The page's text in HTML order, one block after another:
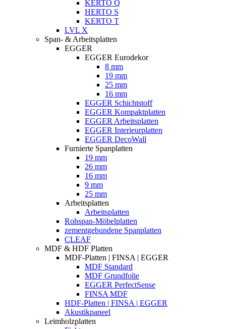
KERTO Q
HERTO S
KERTO T
LVL X
Span- & Arbeitsplatten
EGGER
EGGER Eurodekor
8 mm
19 mm
25 mm
16 mm
EGGER Schichtstoff
EGGER Kompaktplatten
EGGER Arbeitsplatten
EGGER Interieurplatten
EGGER DecoWall
Furnierte Spanplatten
19 mm
26 mm
16 mm
9 mm
25 mm
Arbeitsplatten
Arbeitsplatten
Rohspan-Möbelplatten
zementgebundene Spanplatten
CLEAF
MDF & HDF Platten
MDF-Platten | FINSA | EGGER
MDF Standard
MDF Grundfolie
EGGER PerfectSense
FINSA MDF
HDF-Platten | FINSA | EGGER
Akustikpaneel
Leimholzplatten